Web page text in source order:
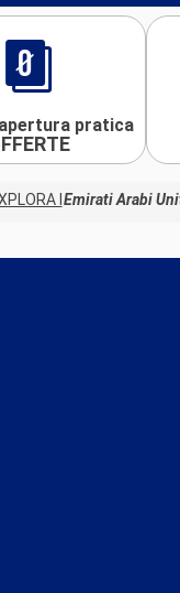
pratica
I Emirati Arabi